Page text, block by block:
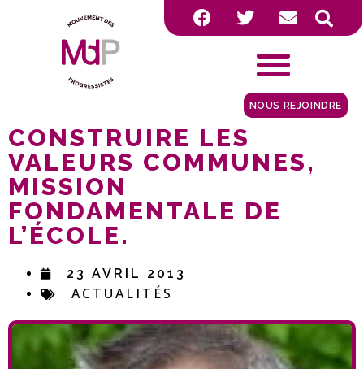
NOUS REJOINDRE
CONSTRUIRE LES
VALEURS COMMUNES,
MISSION
FONDAMENTALE DE
L’ÉCOLE.
23 AVRIL 2013
ACTUALITÉS